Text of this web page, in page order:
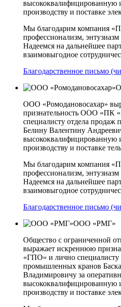
высококвалифицированную
производству и поставке
Мы благодарим компания
профессионализм,
Надеемся на дальнейшее
взаимовыгодное
Благодарственное письмо
ООО «Ромодановосахар»
признательность ООО «ПК
специалисту отдела
Белину Валентину
высококвалифицированную
производству и поставке
Мы благодарим компания
профессионализм,
Надеемся на дальнейшее
взаимовыгодное
Благодарственное письмо
ООО «РМГ»
Общество с ограниченной
выражает искреннюю
«ГПО» и лично специалисту
промышленных кранов
Владимировичу за
высококвалифицированную
производству и поставке